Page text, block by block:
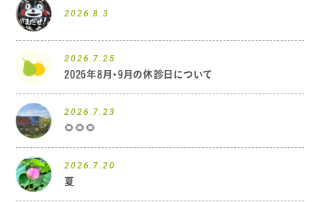
2026.8.3
2026.7.25
2026年8月・9月の休診日について
2026.7.23
🌻🌻🌻
2026.7.20
夏